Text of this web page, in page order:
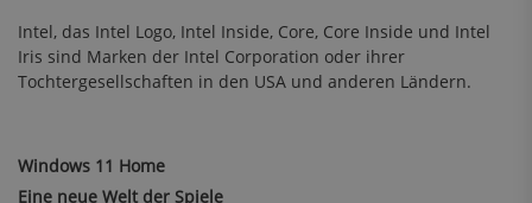
Intel, das Intel Logo, Intel Inside, Core, Core Inside und Intel
Iris sind Marken der Intel Corporation oder ihrer
Tochtergesellschaften in den USA und anderen Ländern.
Windows 11 Home
Eine neue Welt der Spiele